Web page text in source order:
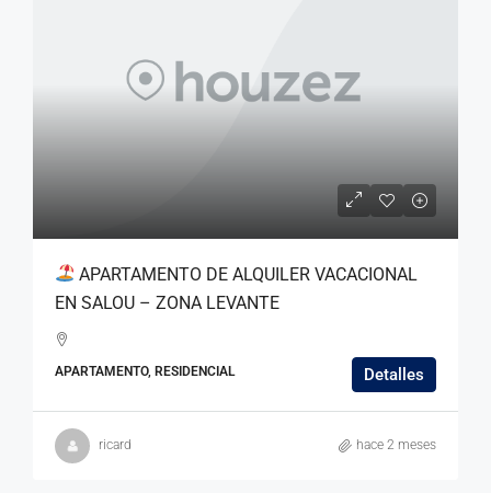
APARTAMENTO DE ALQUILER VACACIONAL
EN SALOU – ZONA LEVANTE
APARTAMENTO, RESIDENCIAL Detalles
ricard hace 2 meses